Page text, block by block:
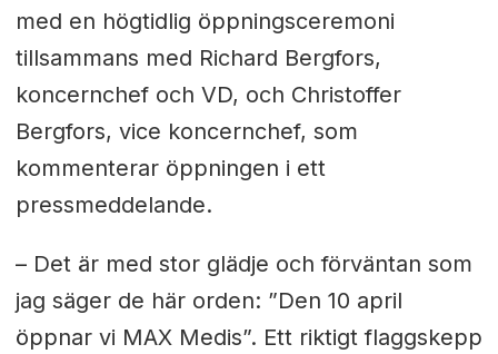
med en högtidlig öppningsceremoni
tillsammans med Richard Bergfors,
koncernchef och VD, och Christoffer
Bergfors, vice koncernchef, som
kommenterar öppningen i ett
pressmeddelande.
– Det är med stor glädje och förväntan som
jag säger de här orden: ”Den 10 april
öppnar vi MAX Medis”. Ett riktigt flaggskepp